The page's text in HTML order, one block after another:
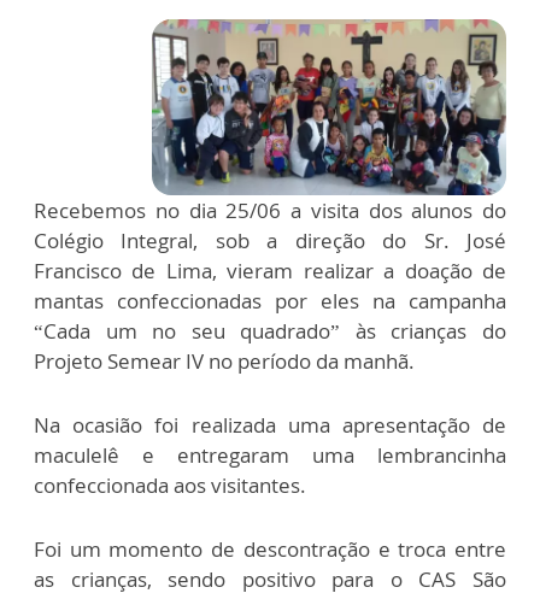
Recebemos no dia 25/06 a visita dos alunos do
Colégio Integral, sob a direção do Sr. José
Francisco de Lima, vieram realizar a doação de
mantas confeccionadas por eles na campanha
“Cada um no seu quadrado” às crianças do
Projeto Semear IV no período da manhã.
Na ocasião foi realizada uma apresentação de
maculelê e entregaram uma lembrancinha
confeccionada aos visitantes.
Foi um momento de descontração e troca entre
as crianças, sendo positivo para o CAS São